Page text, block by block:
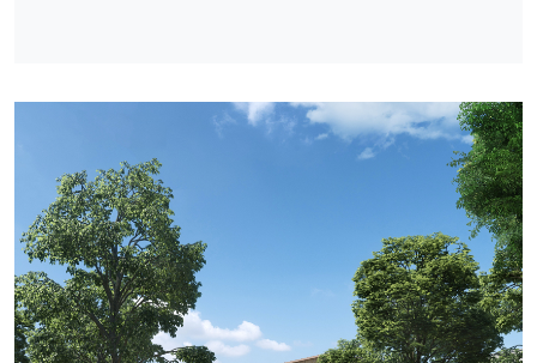
Nederland, ligt op steenworp afstand. Deze
combinatie van wonen, werken, stad, strand, bos,
natuur en recreatie in één gebied is werkelijk uniek
te noemen in Nederland.